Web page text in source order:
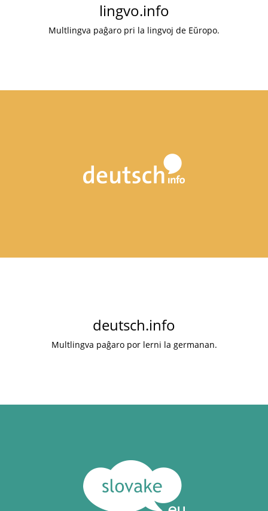
lingvo.info
Multlingva paĝaro pri la lingvoj de Eŭropo.
deutsch.info
Multlingva paĝaro por lerni la germanan.